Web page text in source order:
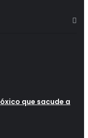
que sacude a